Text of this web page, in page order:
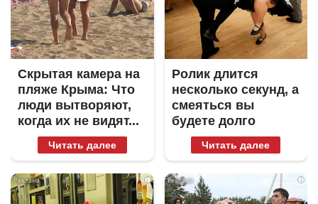
Скрытая камера на
пляже Крыма: Что
люди вытворяют,
когда их не видят...
Читать далее
Ролик длится
несколько секунд, а
смеяться вы
будете долго
Читать далее
i i